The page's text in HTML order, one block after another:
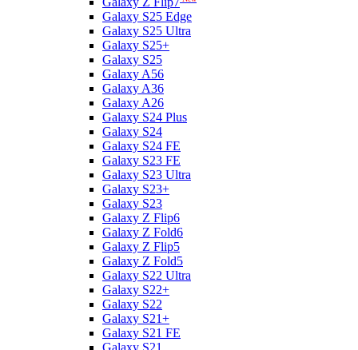
Galaxy S25 Edge
Galaxy S25 Ultra
Galaxy S25+
Galaxy S25
Galaxy A56
Galaxy A36
Galaxy A26
Galaxy S24 Plus
Galaxy S24
Galaxy S24 FE
Galaxy S23 FE
Galaxy S23 Ultra
Galaxy S23+
Galaxy S23
Galaxy Z Flip6
Galaxy Z Fold6
Galaxy Z Flip5
Galaxy Z Fold5
Galaxy S22 Ultra
Galaxy S22+
Galaxy S22
Galaxy S21+
Galaxy S21 FE